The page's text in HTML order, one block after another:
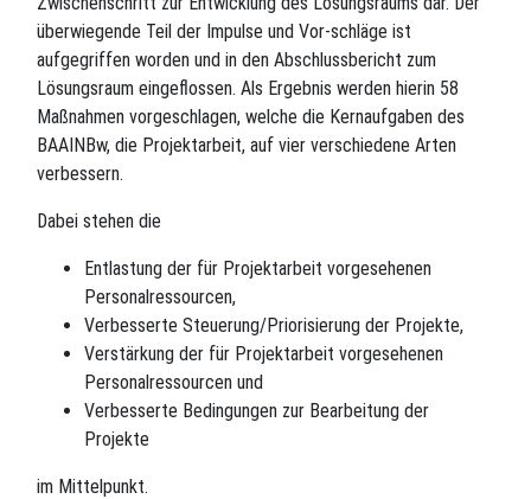
überwiegende Teil der Impulse und Vor-schläge ist
aufgegriffen worden und in den Abschlussbericht zum
Lösungsraum eingeflossen. Als Ergebnis werden hierin 58
Maßnahmen vorgeschlagen, welche die Kernaufgaben des
BAAINBw, die Projektarbeit, auf vier verschiedene Arten
verbessern.
Dabei stehen die
Entlastung der für Projektarbeit vorgesehenen
Personalressourcen,
Verbesserte Steuerung/Priorisierung der Projekte,
Verstärkung der für Projektarbeit vorgesehenen
Personalressourcen und
Verbesserte Bedingungen zur Bearbeitung der
Projekte
im Mittelpunkt.